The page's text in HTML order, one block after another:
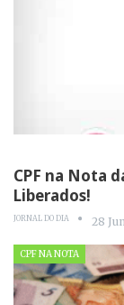
CPF na Nota
Liberados!
JORNAL DO DIA 28
CPF NA NOTA